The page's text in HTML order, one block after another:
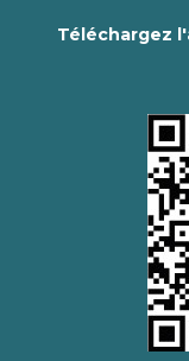
Téléchargez